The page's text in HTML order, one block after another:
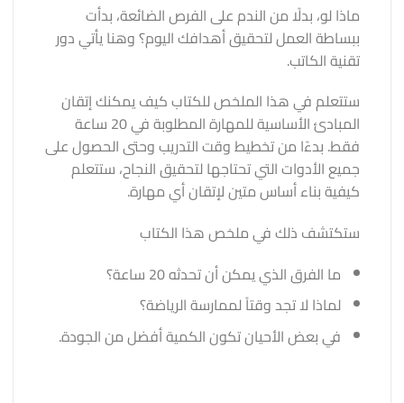
ماذا لو، بدلًا من الندم على الفرص الضائعة، بدأت
ببساطة العمل لتحقيق أهدافك اليوم؟ وهنا يأتي دور
تقنية الكاتب.
ستتعلم في هذا الملخص للكتاب كيف يمكنك إتقان
المبادئ الأساسية للمهارة المطلوبة في 20 ساعة
فقط. بدءًا من تخطيط وقت التدريب وحتى الحصول على
جميع الأدوات التي تحتاجها لتحقيق النجاح، ستتعلم
كيفية بناء أساس متين لإتقان أي مهارة.
ستكتشف ذلك في ملخص هذا الكتاب
ما الفرق الذي يمكن أن تحدثه 20 ساعة؟
لماذا لا تجد وقتاً لممارسة الرياضة؟
في بعض الأحيان تكون الكمية أفضل من الجودة.